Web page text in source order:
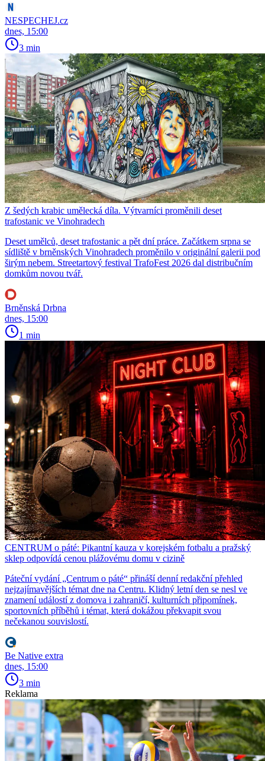
NESPECHEJ.cz
dnes, 15:00
3 min
Z šedých krabic umělecká díla. Výtvarníci proměnili deset
trafostanic ve Vinohradech
Deset umělců, deset trafostanic a pět dní práce. Začátkem srpna se
sídliště v brněnských Vinohradech proměnilo v originální galerii pod
širým nebem. Streetartový festival TrafoFest 2026 dal distribučním
domkům novou tvář.
Brněnská Drbna
dnes, 15:00
1 min
CENTRUM o páté: Pikantní kauza v korejském fotbalu a pražský
sklep odpovídá cenou plážovému domu v cizině
Páteční vydání „Centrum o páté“ přináší denní redakční přehled
nejzajímavějších témat dne na Centru. Klidný letní den se nesl ve
znamení událostí z domova i zahraničí, kulturních připomínek,
sportovních příběhů i témat, která dokážou překvapit svou
nečekanou souvislostí.
Be Native extra
dnes, 15:00
3 min
Reklama